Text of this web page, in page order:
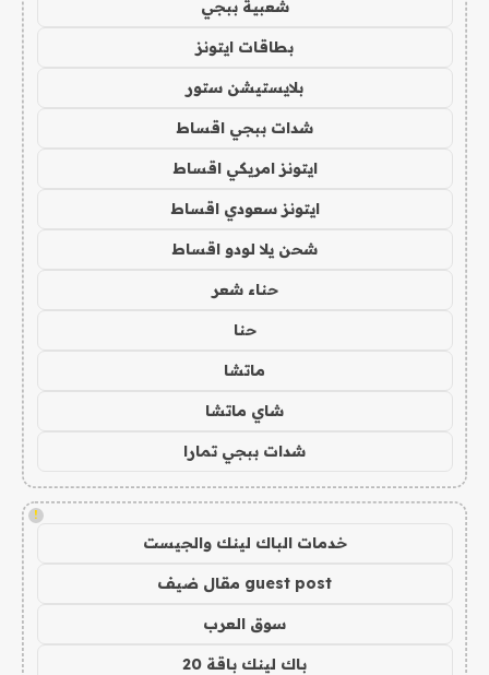
شعبية ببجي
بطاقات ايتونز
بلايستيشن ستور
شدات ببجي اقساط
ايتونز امريكي اقساط
ايتونز سعودي اقساط
شحن يلا لودو اقساط
حناء شعر
حنا
ماتشا
شاي ماتشا
شدات ببجي تمارا
!
خدمات الباك لينك والجيست
guest post مقال ضيف
سوق العرب
باك لينك باقة 20